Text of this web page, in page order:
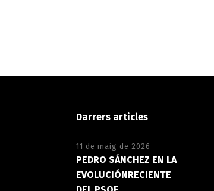
Darrers articles
11 de maig de 2026
PEDRO SÁNCHEZ EN LA
EVOLUCIÓNRECIENTE